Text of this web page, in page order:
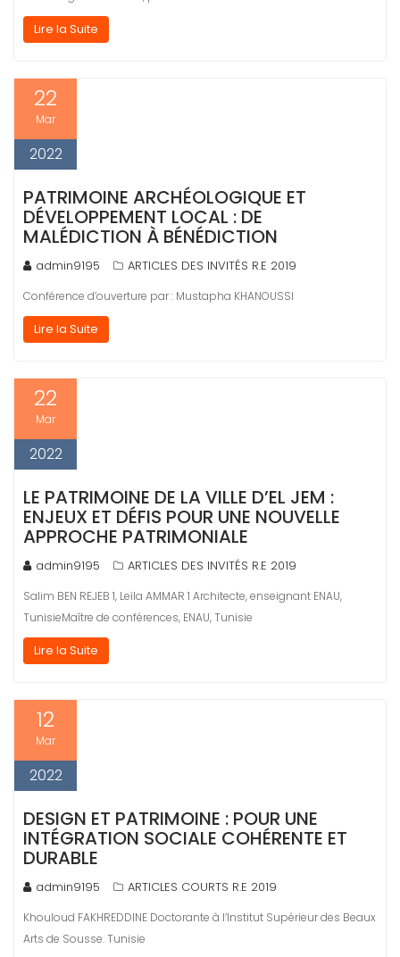
Lire la Suite
22
Mar
2022
PATRIMOINE ARCHÉOLOGIQUE ET
DÉVELOPPEMENT LOCAL : DE
MALÉDICTION À BÉNÉDICTION
admin9195 ARTICLES DES INVITÉS R.E 2019
Conférence d’ouverture par : Mustapha KHANOUSSI
Lire la Suite
22
Mar
2022
LE PATRIMOINE DE LA VILLE D’EL JEM :
ENJEUX ET DÉFIS POUR UNE NOUVELLE
APPROCHE PATRIMONIALE
admin9195 ARTICLES DES INVITÉS R.E 2019
Salim BEN REJEB 1, Leïla AMMAR 1 Architecte, enseignant ENAU,
TunisieMaître de conférences, ENAU, Tunisie
Lire la Suite
12
Mar
2022
DESIGN ET PATRIMOINE : POUR UNE
INTÉGRATION SOCIALE COHÉRENTE ET
DURABLE
admin9195 ARTICLES COURTS R.E 2019
Khouloud FAKHREDDINE Doctorante à l’Institut Supérieur des Beaux
Arts de Sousse. Tunisie